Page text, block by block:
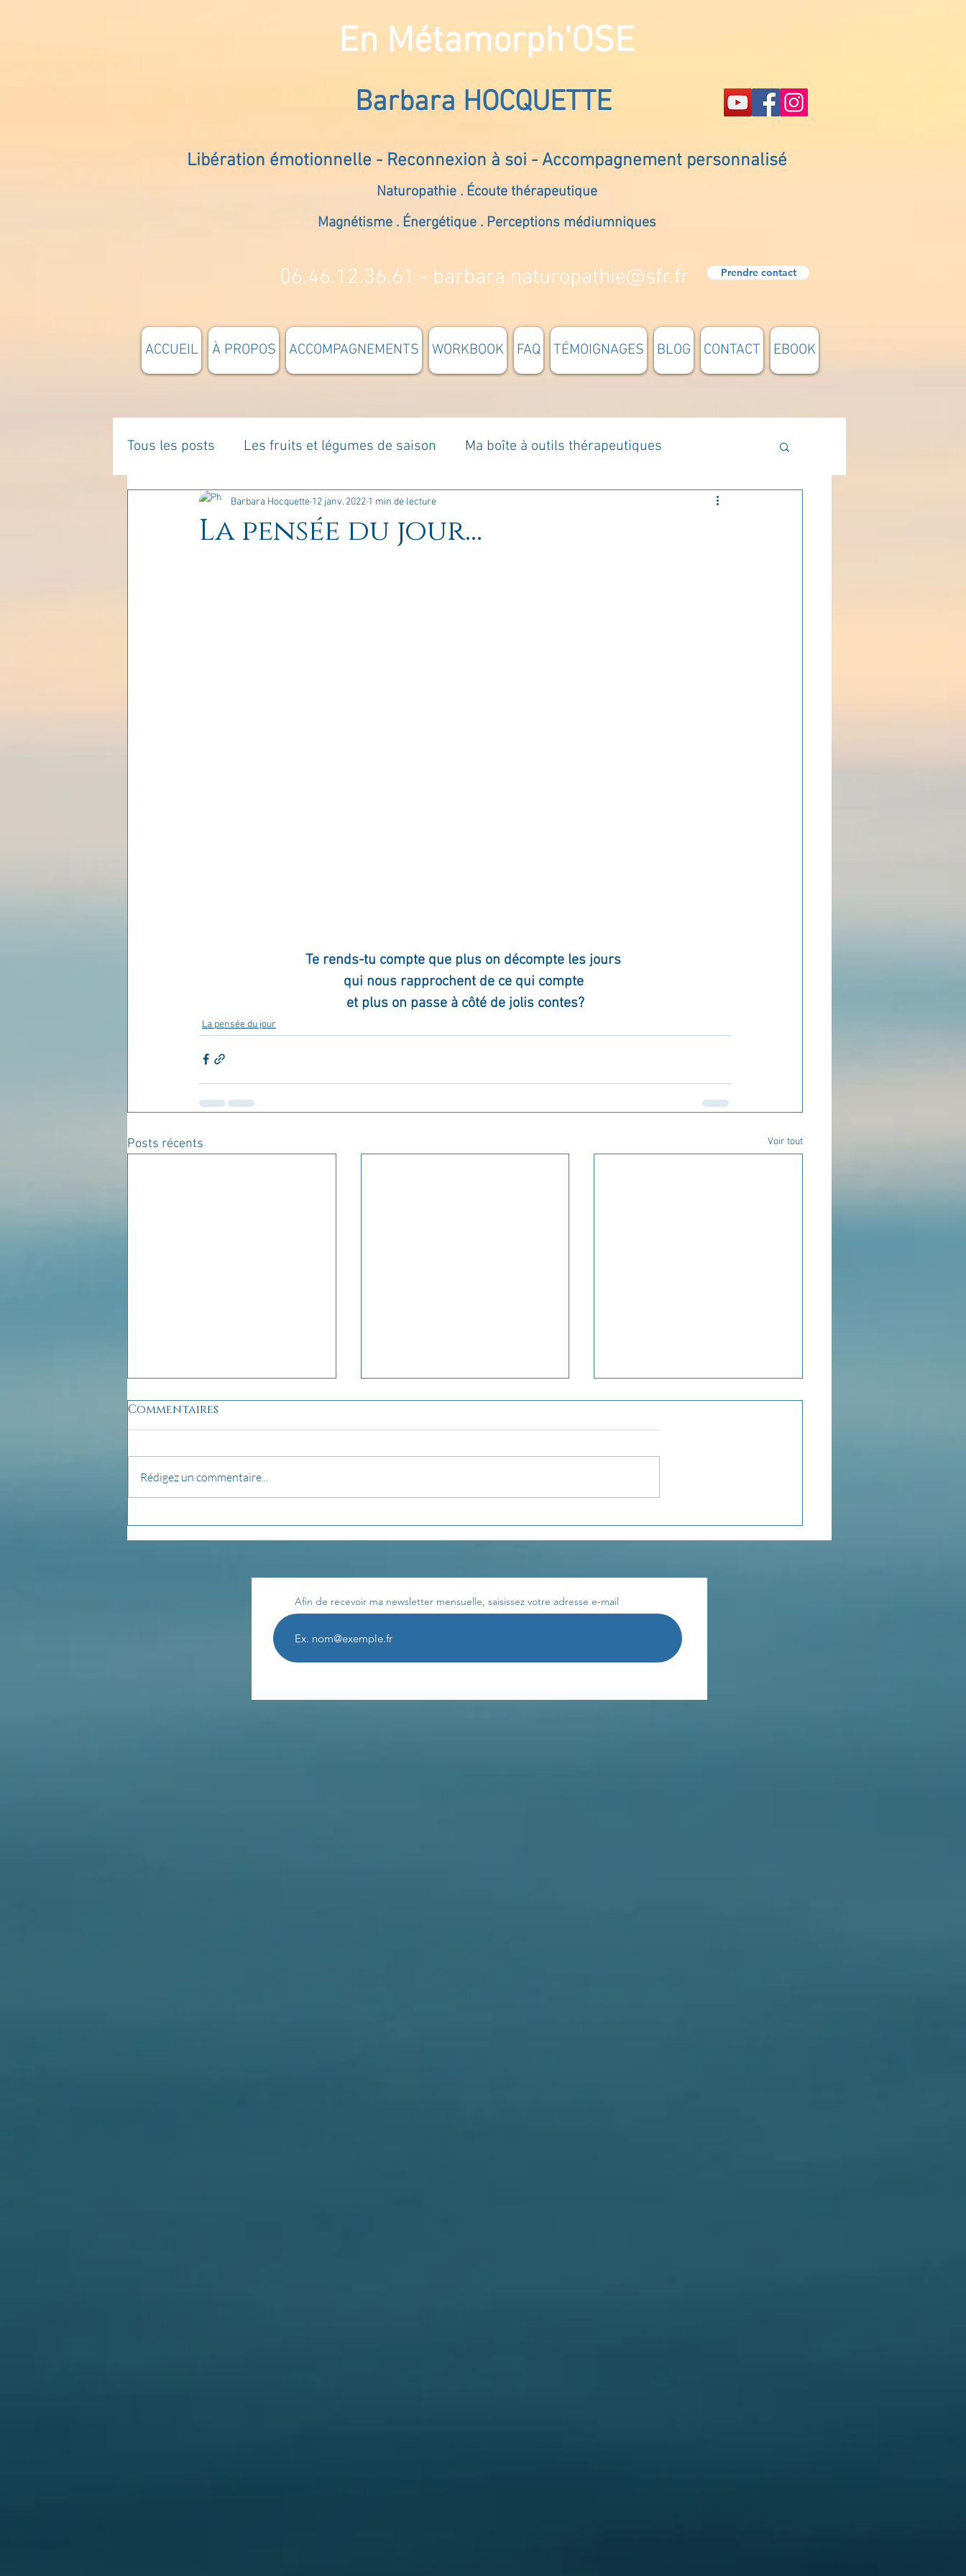
En Métamorph'OSE
Barbara HOCQUETTE
Libération émotionnelle - Reconnexion à soi - Accompagnement personnalisé
Naturopathie . Écoute thérapeutique
Magnétisme . Énergétique . Perceptions médiumniques
06.46.12.36.61 - barbara.naturopathie@sfr.fr Prendre contact
ACCUEIL À PROPOS ACCOMPAGNEMENTS WORKBOOK FAQ TÉMOIGNAGES BLOG CONTACT EBOOK
Tous les posts Les fruits et légumes de saison Ma boîte à outils thérapeutiques
La parentalité De vous à moi... Rome : voyage Méthodologie
La pensée du jour...
Barbara Hocquette 12 janv. 2022 1 min de lecture
Te rends-tu compte que plus on décompte les jours
qui nous rapprochent de ce qui compte
et plus on passe à côté de jolis contes?
La pensée du jour
Posts récents Voir tout
pensée du jour...
La pensée du jour... La pensée du jour...
Commentaires
Rédigez un commentaire...
Afin de recevoir ma newsletter mensuelle, saisissez votre adresse e-mail